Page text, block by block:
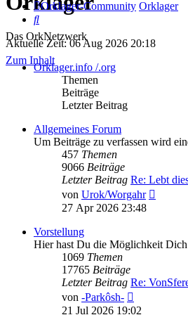
Das OrkNetzwerk
Zum Inhalt
Orklager-Community Orklager
Suche
Aktuelle Zeit: 06 Aug 2026 20:18
Orklager.info /.org
Themen
Beiträge
Letzter Beitrag
Allgemeines Forum
Um Beiträge zu verfassen wird
457 Themen
9066 Beiträge
Letzter Beitrag Re: Lebt
von Urok/Worgahr
27 Apr 2026 23:48
Vorstellung
Hier hast Du die Möglichkeit
1069 Themen
17765 Beiträge
Letzter Beitrag Re:
von -Parkôsh-
Beitrag
21 Jul 2026 19:02